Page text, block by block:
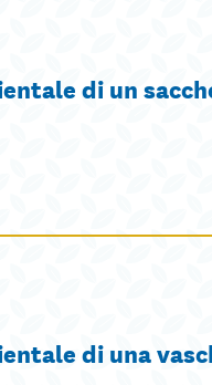
di un
di una